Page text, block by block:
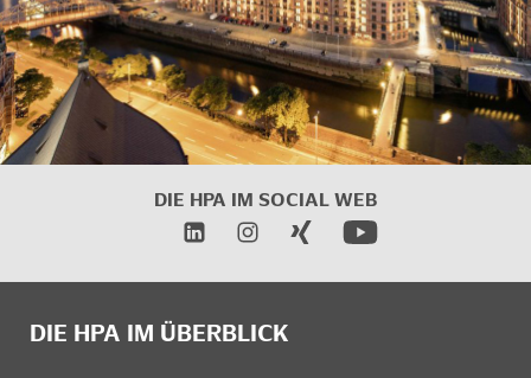
DIE HPA IM SOCIAL WEB
DIE HPA IM ÜBERBLICK